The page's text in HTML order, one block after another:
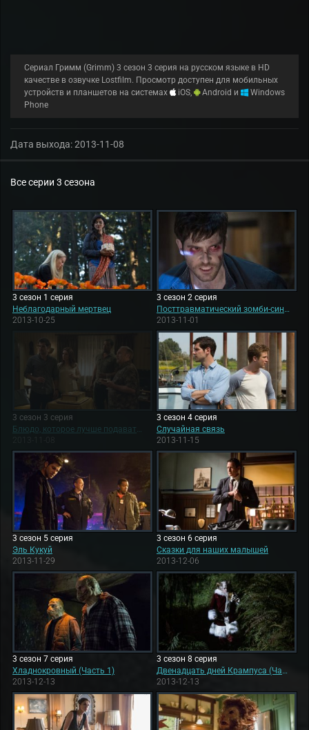
Сериал Гримм (Grimm) 3 сезон 3 серия на русском языке в HD
качестве в озвучке Lostfilm. Просмотр доступен для мобильных
устройств и планшетов на системах
iOS, Android и
Windows
Phone
Дата выхода:2013-11-08
Все серии 3 сезона
3 сезон 1 серия
Неблагодарный мертвец
2013-10-25
3 сезон 2 серия
Посттравматический зомби-синдром
2013-11-01
3 сезон 3 серия
Блюдо, которое лучше подавать холодным
3 сезон 4 серия
Случайная связь
2013-11-15
3 сезон 5 серия
Эль Кукуй
2013-11-29
3 сезон 6 серия
Сказки для наших малышей
2013-12-06
3 сезон 7 серия
Хладнокровный (Часть 1)
2013-12-13
3 сезон 8 серия
Двенадцать дней Крампуса (Часть 2)
2013-12-13